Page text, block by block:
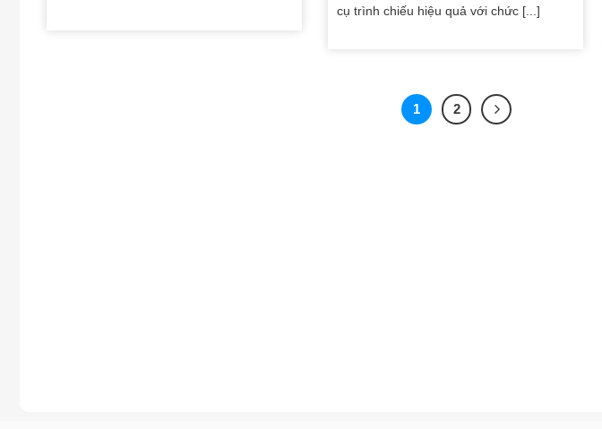
cụ trình chiếu hiệu quả với chức [...]
1 2